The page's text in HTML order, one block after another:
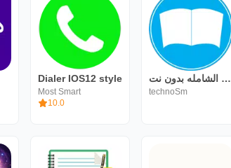
Dialer IOS12 style
Most Smart
10.0
المكتبة الشامله بدون نت
technoSm